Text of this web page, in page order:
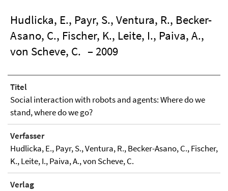
Hudlicka, E., Payr, S., Ventura, R., Becker-
Asano, C., Fischer, K., Leite, I., Paiva, A.,
von Scheve, C. – 2009
Titel
Social interaction with robots and agents: Where do we
stand, where do we go?
Verfasser
Hudlicka, E., Payr, S., Ventura, R., Becker-Asano, C., Fischer,
K., Leite, I., Paiva, A., von Scheve, C.
Verlag